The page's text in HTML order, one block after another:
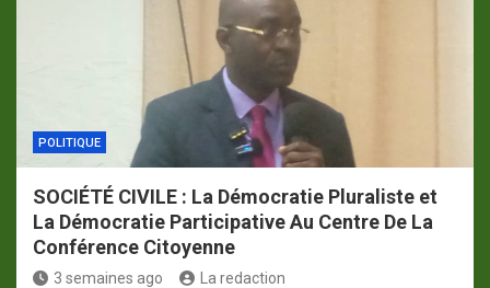
POLITIQUE
SOCIÉTÉ CIVILE : La Démocratie Pluraliste et
La Démocratie Participative Au Centre De La
Conférence Citoyenne
3 semaines ago La redaction